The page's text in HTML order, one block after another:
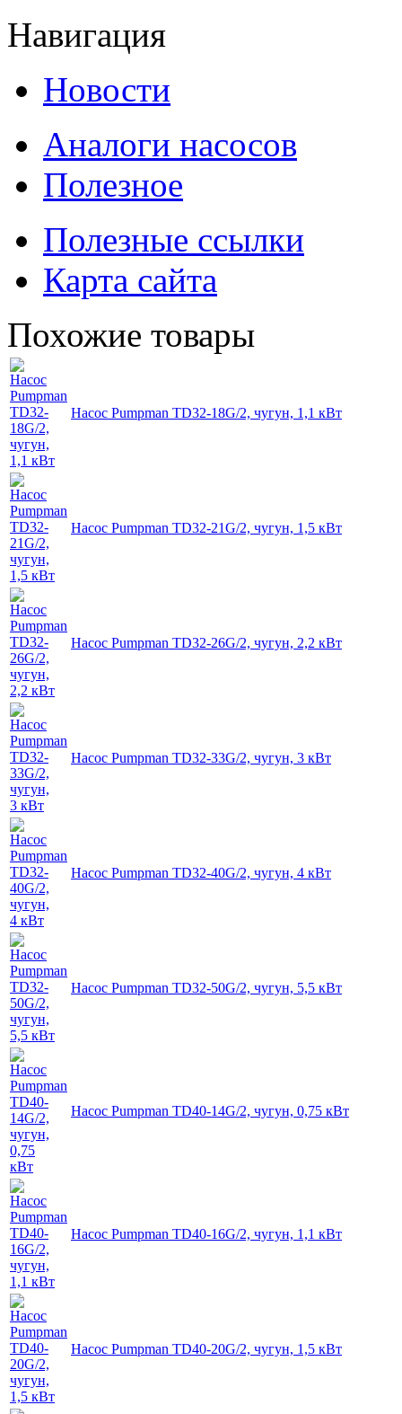
Навигация
Новости
Аналоги насосов
Полезное
Полезные ссылки
Карта сайта
Похожие товары
Насос Pumpman TD32-18G/2, чугун, 1,1 кВт
Насос Pumpman TD32-21G/2, чугун, 1,5 кВт
Насос Pumpman TD32-26G/2, чугун, 2,2 кВт
Насос Pumpman TD32-33G/2, чугун, 3 кВт
Насос Pumpman TD32-40G/2, чугун, 4 кВт
Насос Pumpman TD32-50G/2, чугун, 5,5 кВт
Насос Pumpman TD40-14G/2, чугун, 0,75 кВт
Насос Pumpman TD40-16G/2, чугун, 1,1 кВт
Насос Pumpman TD40-20G/2, чугун, 1,5 кВт